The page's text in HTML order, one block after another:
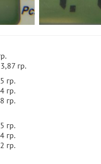
гр.
гр.
гр.
гр.
гр.
гр.
гр.